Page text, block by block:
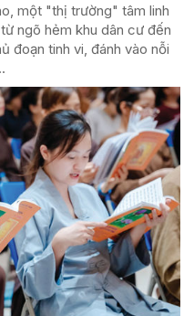
một "thị trường" tâm linh
ngõ hẻm khu dân cư đến
đoạn tinh vi, đánh vào nỗi